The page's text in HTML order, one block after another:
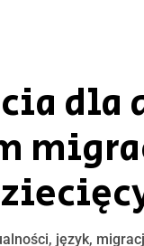
dla
, język,